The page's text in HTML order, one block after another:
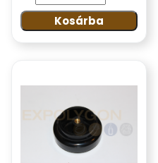
Kosárba